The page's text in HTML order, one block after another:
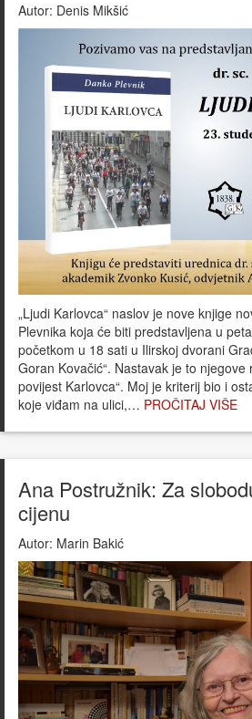
Autor: Denis Mikšić
„Ljudi Karlovca“ naslov je nove knjige
Plevnika koja će biti predstavljena u
početkom u 18 sati u Ilirskoj dvorani
Goran Kovačić“. Nastavak je to njegove
povijest Karlovca“. Moj je kriterij bio i
koje viđam na ulici,… PROČITAJ VIŠE
Ana Postružnik: Za
cijenu
Autor: Marin Bakić